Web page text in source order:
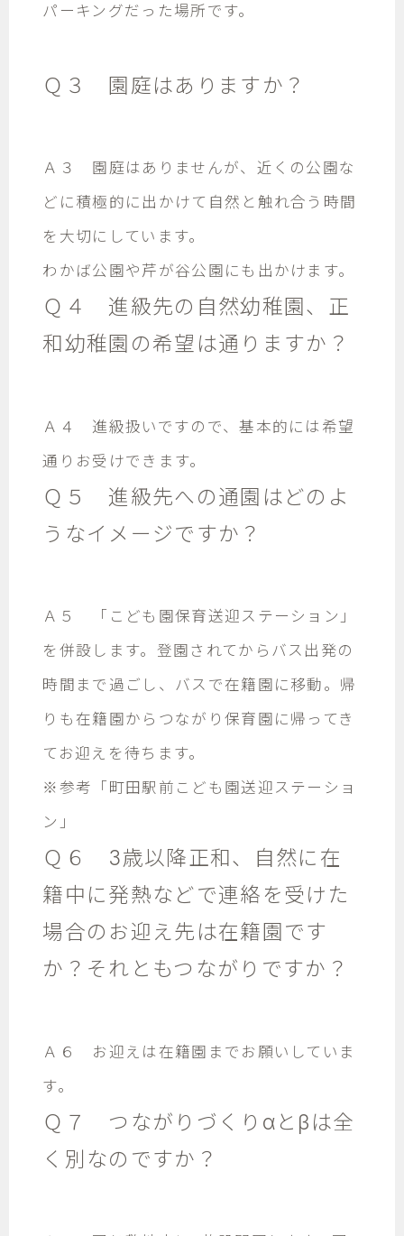
パーキングだった場所です。
Ｑ３ 園庭はありますか？
Ａ３ 園庭はありませんが、近くの公園な
どに積極的に出かけて自然と触れ合う時間
を大切にしています。
わかば公園や芹が谷公園にも出かけます。
Ｑ４ 進級先の自然幼稚園、正
和幼稚園の希望は通りますか？
Ａ４ 進級扱いですので、基本的には希望
通りお受けできます。
Ｑ５ 進級先への通園はどのよ
うなイメージですか？
Ａ５ 「こども園保育送迎ステーション」
を併設します。登園されてからバス出発の
時間まで過ごし、バスで在籍園に移動。帰
りも在籍園からつながり保育園に帰ってき
てお迎えを待ちます。
※参考
「町田駅前こども園送迎ステーショ
ン」
Ｑ６ 3歳以降正和、自然に在
籍中に発熱などで連絡を受けた
場合のお迎え先は在籍園です
か？それともつながりですか？
Ａ６ お迎えは在籍園までお願いしていま
す。
Ｑ７ つながりづくりαとβは全
く別なのですか？